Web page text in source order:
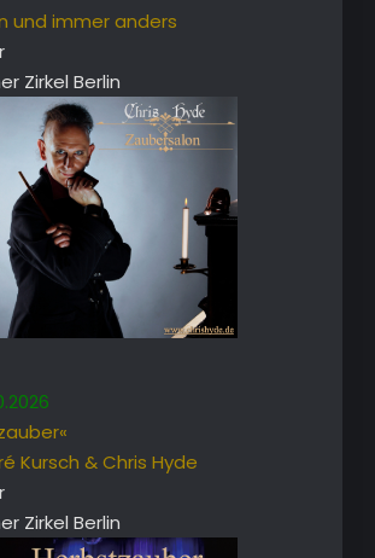
und immer anders
Zirkel Berlin
Kursch & Chris Hyde
Zirkel Berlin